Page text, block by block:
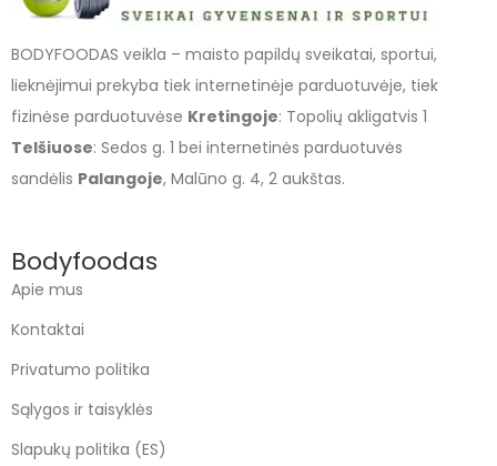
BODYFOODAS veikla – maisto papildų sveikatai, sportui,
lieknėjimui prekyba tiek internetinėje parduotuvėje, tiek
fizinėse parduotuvėse Kretingoje: Topolių akligatvis 1
Telšiuose: Sedos g. 1 bei internetinės parduotuvės
sandėlis Palangoje, Malūno g. 4, 2 aukštas.
Bodyfoodas
Apie mus
Kontaktai
Privatumo politika
Sąlygos ir taisyklės
Slapukų politika (ES)